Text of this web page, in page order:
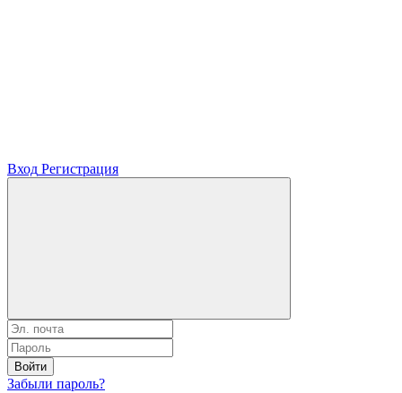
Вход Регистрация
Войти
Забыли пароль?